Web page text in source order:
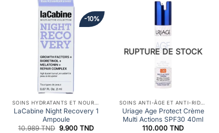
-10%
SOINS HYDRATANTS ET NOURRISSANTS
LaCabine Night Recovery 1
Ampoule
10.989TND Le
9.900TNDLe
RUPTURE DE STOCK
SOINS ANTI-ÂGE ET ANTI-RIDES
Uriage Age Protect Crème
Multi Actions SPF30 40ml
110.000 TND